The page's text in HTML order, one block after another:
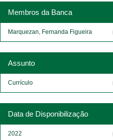
Membros da Banca
Marquezan, Fernanda Figueira
Assunto
Currículo
Data de Disponibilização
2022